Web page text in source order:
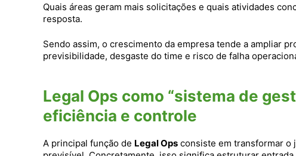
Quais áreas geram mais solicitações e quais atividades
resposta.
Sendo assim, o crescimento da empresa tende a ampliar
previsibilidade, desgaste do time e risco de falha
Legal Ops como “sistema de
eficiência e controle
A principal função de Legal Ops consiste em transformar o